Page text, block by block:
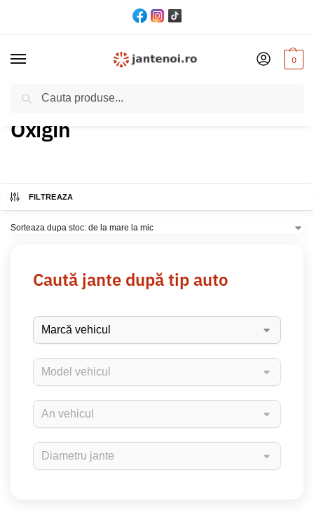
0
Acasă Produs Brand / Oxigin
Oxigin
FILTREAZA
Caută jante după tip auto